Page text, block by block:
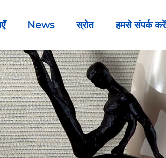
News स्रोत हमसे संपर्क करें